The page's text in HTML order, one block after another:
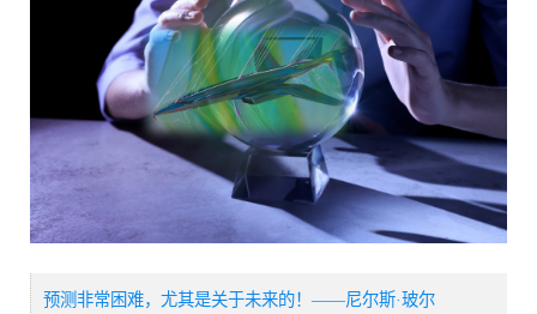
预测非常困难，尤其是关于未来的！——尼尔斯·玻尔